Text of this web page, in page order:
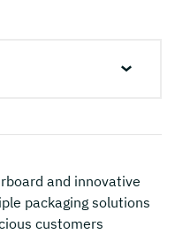
and innovative
packaging solutions
customers